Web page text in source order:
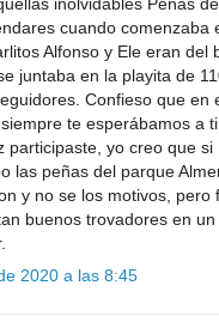
inolvidables Peñas
cuando comenzaba
Alfonso y Ele eran del
juntaba en la playita de
Confieso que en
te esperábamos a
participaste, yo creo que si
las peñas del parque
y no se los motivos, pero
buenos trovadores en
2020 a las 8:45